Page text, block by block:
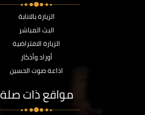
الزيارة بالانابة
البث المباشر
الزيارة الافتراضية
أوراد وأذكار
اذاعة صوت الحسين
مواقع ذات صلة